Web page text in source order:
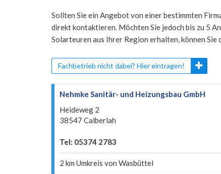
Sollten Sie ein Angebot von einer bestimmten
direkt kontaktieren. Möchten Sie jedoch bis zu 5
Solarteuren aus Ihrer Region erhalten, können Sie
Fachbetrieb nicht dabei? Hier eintragen!
Nehmke Sanitär- und Heizungsbau GmbH
Heideweg 2
38547 Calberlah
Tel: 05374 2783
2 km Umkreis von Wasbüttel